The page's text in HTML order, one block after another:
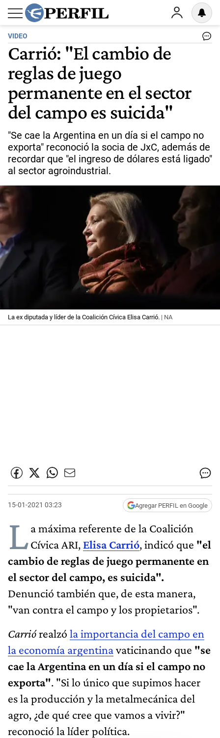
VIDEO
Carrió: "El cambio de
reglas de juego
permanente en el sector
del campo es suicida"
"Se cae la Argentina en un día si el campo no
exporta" reconoció la socia de JxC, además de
recordar que "el ingreso de dólares está ligado"
al sector agroindustrial.
La ex diputada y líder de la Coalición Cívica Elisa Carrió. | NA
15-01-2021 03:23 Agregar PERFIL en Google
La máxima referente de la Coalición
Cívica ARI, Elisa Carrió, indicó que "el
cambio de reglas de juego permanente en
el sector del campo, es suicida".
Denunció también que, de esta manera,
"van contra el campo y los propietarios".
Carriórealzó la importancia del campo en
la economía argentinavaticinando que "se
cae la Argentina en un día si el campo no
exporta". "Si lo único que supimos hacer
es la producción y la metalmecánica del
agro, ¿de qué cree que vamos a vivir?"
reconoció la líder política.